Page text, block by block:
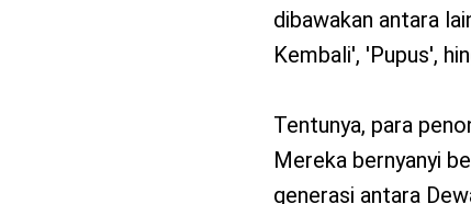
dibawakan antara
Kembali', 'Pupus',
Tentunya, para
Mereka bernyanyi
generasi antara